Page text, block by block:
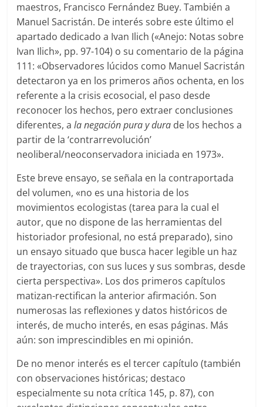
maestros, Francisco Fernández Buey. También a
Manuel Sacristán. De interés sobre este último el
apartado dedicado a Ivan Ilich («Anejo: Notas sobre
Ivan Ilich», pp. 97-104) o su comentario de la página
111: «Observadores lúcidos como Manuel Sacristán
detectaron ya en los primeros años ochenta, en los
referente a la crisis ecosocial, el paso desde
reconocer los hechos, pero extraer conclusiones
diferentes, ala negación pura y dura de los hechos a
partir de la ‘contrarrevolución’
neoliberal/neoconservadora iniciada en 1973».
Este breve ensayo, se señala en la contraportada
del volumen, «no es una historia de los
movimientos ecologistas (tarea para la cual el
autor, que no dispone de las herramientas del
historiador profesional, no está preparado), sino
un ensayo situado que busca hacer legible un haz
de trayectorias, con sus luces y sus sombras, desde
cierta perspectiva». Los dos primeros capítulos
matizan-rectifican la anterior afirmación. Son
numerosas las reflexiones y datos históricos de
interés, de mucho interés, en esas páginas. Más
aún: son imprescindibles en mi opinión.
De no menor interés es el tercer capítulo (también
con observaciones históricas; destaco
especialmente su nota crítica 145, p. 87), con